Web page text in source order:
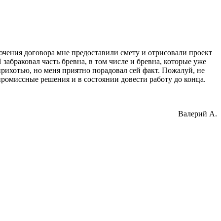
договора мне предоставили смету и отрисовали проект
часть бревна, в том числе и бревна, которые уже
но меня приятно порадовал сей факт. Пожалуй, не
решения и в состоянии довести работу до конца.
Валерий А.